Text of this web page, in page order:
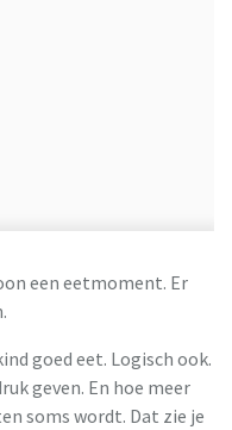
een eetmoment. Er
goed eet. Logisch ook.
geven. En hoe meer
soms wordt. Dat zie je